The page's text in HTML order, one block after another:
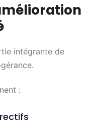
intégrante de
: